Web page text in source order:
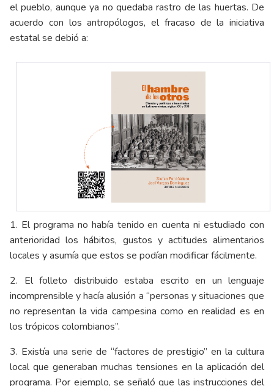
el pueblo, aunque ya no quedaba rastro de las huertas. De
acuerdo con los antropólogos, el fracaso de la iniciativa
estatal se debió a:
1. El programa no había tenido en cuenta ni estudiado con
anterioridad los hábitos, gustos y actitudes alimentarios
locales y asumía que estos se podían modificar fácilmente.
2. El folleto distribuido estaba escrito en un lenguaje
incomprensible y hacía alusión a “personas y situaciones que
no representan la vida campesina como en realidad es en
los trópicos colombianos”.
3. Existía una serie de “factores de prestigio” en la cultura
local que generaban muchas tensiones en la aplicación del
programa. Por ejemplo, se señaló que las instrucciones del